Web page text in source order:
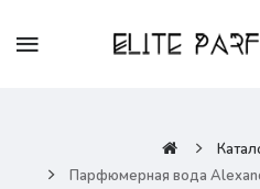
Парфюмерная вода